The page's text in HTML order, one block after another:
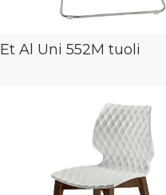
Et Al Uni 552M tuoli